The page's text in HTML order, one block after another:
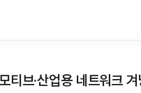
티브·산업용 네트워크